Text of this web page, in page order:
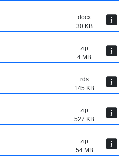
docx
30 KB
zip
4 MB
rds
145 KB
zip
527 KB
zip
54 MB